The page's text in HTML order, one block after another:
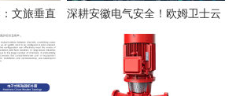
文旅垂直
深耕安徽电气安全！欧姆卫士云
平台构筑电气火灾智能监测防线